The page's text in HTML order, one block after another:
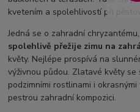
kvetením a spolehlivostí při
Jedná se o zahradní
spolehlivě přežije zimu na
květy. Nejlépe prospívá na
výživnou půdou. Zlatavé květy se
podzimními rostlinami i
pestrou zahradní kompozici.